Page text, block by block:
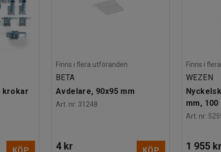
EN 1363-1
krokar
Finns i flera utföranden
BETA
Avdelare, 90x95 mm
Art. nr: 31248
4 kr
Finns i
WEZEN
mm,
Art. nr:
1 955 kr